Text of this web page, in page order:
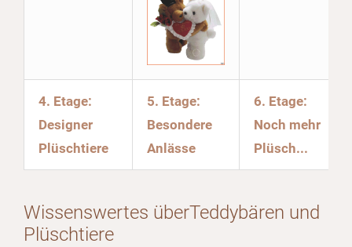
4. Etage:
Designer
Plüschtiere
5. Etage:
Besondere
Anlässe
6. Etage:
Noch mehr
Plüsch...
Wissenswertes überTeddybären und
Plüschtiere